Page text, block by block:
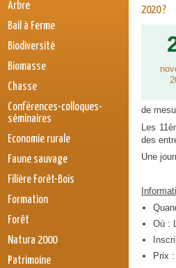
2020 ?
de
Les
des
Une
Où :
Prix
Arbre
Bail à Ferme
Biodiversité
Biomasse
Chasse
Conférences-colloques-
séminaires
Economie rurale
Faune sauvage
Filière Forêt-Bois
Formation
Forêt
Natura 2000
Patrimoine